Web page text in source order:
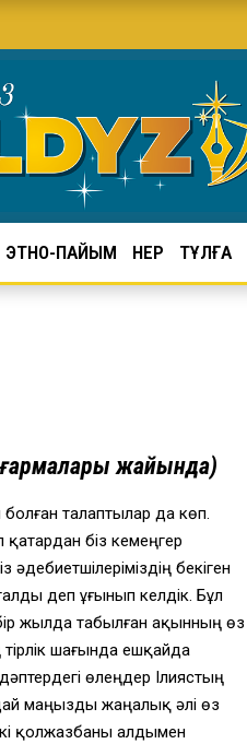
ЭТНО-ПАЙЫМ ӨНЕР ТҰЛҒА
жайында)
болған талаптылар да көп.
біз кемеңгер
бекіген
деп ұғынып келдік. Бұл
жылда табылған ақынның өз
шағында ешқайда
өлеңдер Ілиястың
маңызды жаңалық әлі өз
қолжазбаны алдымен